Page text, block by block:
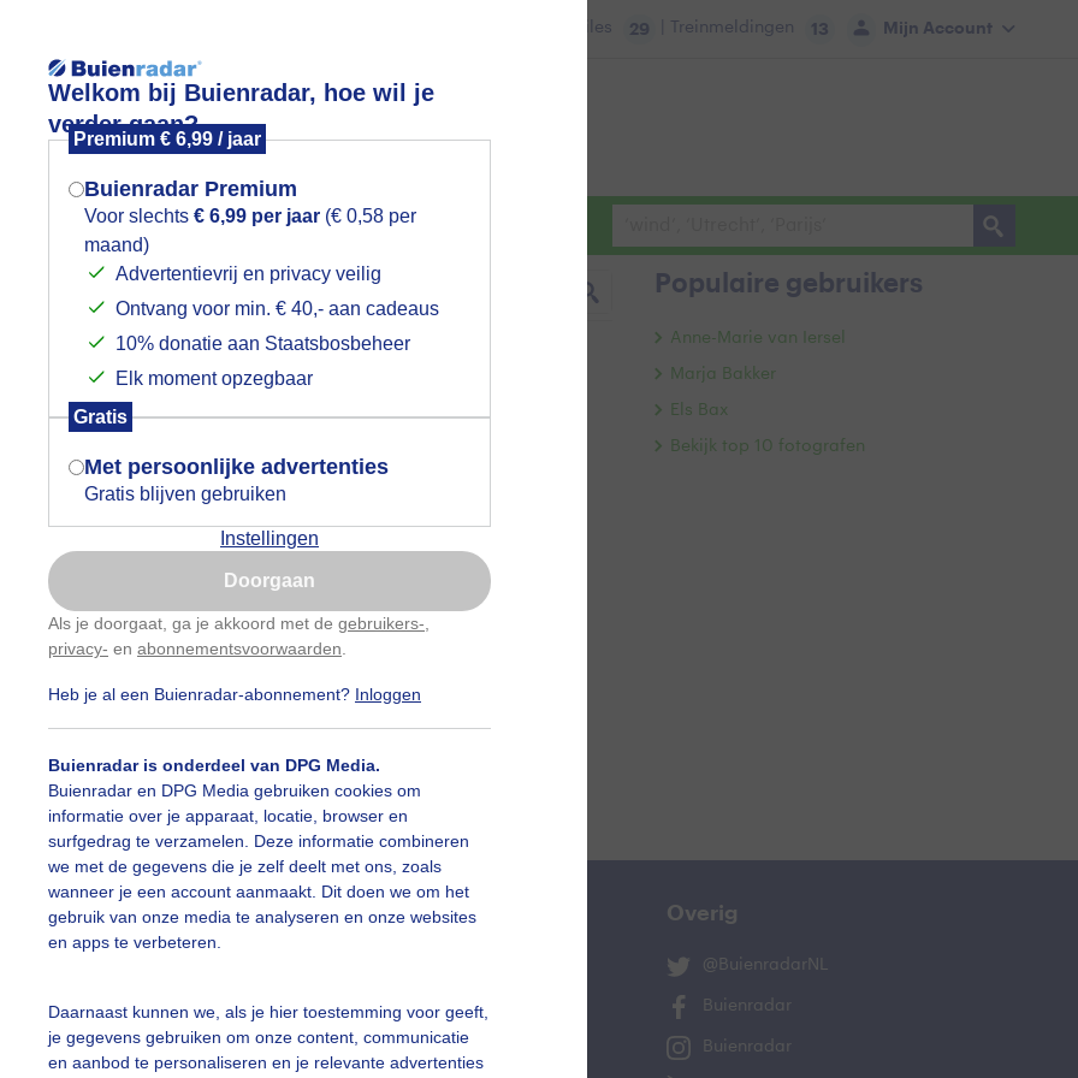
Welkom bij Buienradar, hoe wil je
verder gaan?
Premium € 6,99 / jaar
Buienradar Premium
Voor slechts € 6,99 per jaar (€ 0,58 per
maand)
Advertentievrij en privacy veilig
Ontvang voor min. € 40,- aan cadeaus
10% donatie aan Staatsbosbeheer
Elk moment opzegbaar
Gratis
Met persoonlijke advertenties
Gratis blijven gebruiken
Instellingen
Doorgaan
Als je doorgaat, ga je akkoord met de gebruikers-
privacy- en abonnementsvoorwaarden
Heb je al een Buienradar-abonnement? Inloggen
Buienradar is onderdeel van DPG Media.
Buienradar en DPG Media gebruiken cookies om
informatie over je apparaat, locatie, browser en
surfgedrag te verzamelen. Deze informatie combineren
we met de gegevens die je zelf deelt met ons, zoals
wanneer je een account aanmaakt. Dit doen we om het
gebruik van onze media te analyseren en onze websites
en apps te verbeteren.
Daarnaast kunnen we, als je hier toestemming voor geeft,
je gegevens gebruiken om onze content, communicatie
en aanbod te personaliseren en je relevante advertenties
Mijn Account
Files 29 | Treinmeldingen 13
Foto en video Weerzine
slideshow
Een moment geduld aub...
##terras #bewolking
#duinen #fietser #fietsers
#hittegolf #kinderen #kiters #kurkdroog
#maan #mist
#opklaringen #paraplu
#strakblauwe_lucht #strakblauwelucht
alle categorieën
Populaire gebruikers
Anne-Marie van Iersel
Marja Bakker
Els Bax
Bekijk top 10 fotografen
vragen
Mijn weer Overig
@BuienradarNL
Buienradar
Buienradar
Mogen we je locatie gebruiken voor
het weer?
Indien je hier nog geen akkoord op hebt
gegeven, verschijnt er zo een pop-up uit
je browser waarin deze toestemming
gevraagd wordt.
Is goed, toon de popup
Nu niet, misschien later
Gebruik je Safari en wil je niet elke dag deze pop-up
Klikhierom dit aan te passen